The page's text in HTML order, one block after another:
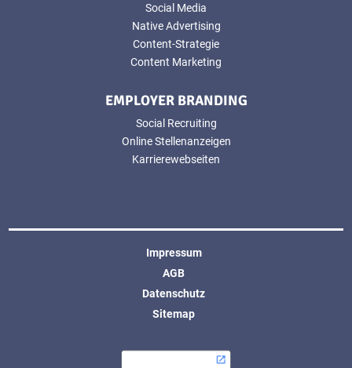
Social Media
Native Advertising
Content-Strategie
Content Marketing
EMPLOYER BRANDING
Social Recruiting
Online Stellenanzeigen
Karrierewebseiten
Impressum
AGB
Datenschutz
Sitemap